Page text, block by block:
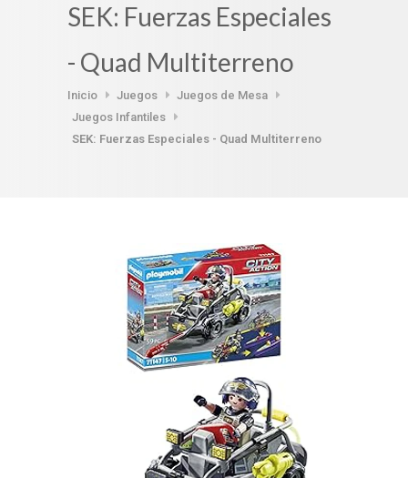
SEK: Fuerzas Especiales
- Quad Multiterreno
Inicio Juegos
Juegos de Mesa
Juegos Infantiles
SEK: Fuerzas Especiales - Quad Multiterreno